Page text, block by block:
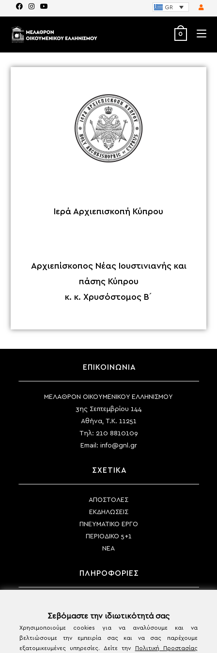
GR
0
Ιερά Αρχιεπισκοπή Κύπρου
Αρχιεπίσκοπος Νέας Ιουστινιανής και
πάσης Κύπρου
κ. κ. Χρυσόστομος Β´
ΕΠΙΚΟΙΝΩΝΙΑ
ΜΕΛΑΘΡΟΝ ΟΙΚΟΥΜΕΝΙΚΟΥ ΕΛΛΗΝΙΣΜΟΥ
3ης Σεπτεμβρίου 144
Αθήνα, Τ.Κ. 11251
Τηλ: 210 8810109
Email: info@gnl.gr
ΣΧΕΤΙΚΑ
ΑΠΟΣΤΟΛΕΣ
ΕΚΔΗΛΩΣΕΙΣ
ΠΝΕΥΜΑΤΙΚΟ ΕΡΓΟ
ΠΕΡΙΟΔΙΚΟ 5+1
ΝΕΑ
ΠΛΗΡΟΦΟΡΙΕΣ
ΤΡΟΠΟΙ ΑΠΟΣΤΟΛΗΣ
ΠΟΛΙΤΙΚΗ ΑΚΥΡΩΣΗΣ & ΕΠΙΣΤΡΟΦΩΝ
ΟΡΟΙ ΧΡΗΣΗΣ & ΠΡΟΣΩΠΙΚΑ ΔΕΔΟΜΕΝΑ
ΕΠΙΚΟΙΝΩΝΙΑ
Σεβόμαστε την ιδιωτικότητά σας
Χρησιμοποιούμε cookies για να αναλύσουμε και να
βελτιώσουμε την εμπειρία σας και να σας παρέχουμε
εξατομικευμένες υπηρεσίες. Δείτε την
Πολιτική Προστασίας